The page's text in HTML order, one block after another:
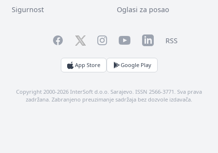
Sigurnost Oglasi za posao
FacebookTwitterInstagramYouTubeLinkedInRSS
App Store Google Play
Copyright 2000-2026 InterSoft d.o.o. Sarajevo. ISSN 2566-3771. Sva prava
zadržana. Zabranjeno preuzimanje sadržaja bez dozvole izdavača.